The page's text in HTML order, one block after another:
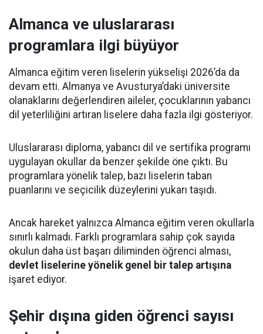
Almanca ve uluslararası
programlara ilgi büyüyor
Almanca eğitim veren liselerin yükselişi 2026’da da
devam etti. Almanya ve Avusturya’daki üniversite
olanaklarını değerlendiren aileler, çocuklarının yabancı
dil yeterliliğini artıran liselere daha fazla ilgi gösteriyor.
Uluslararası diploma, yabancı dil ve sertifika programı
uygulayan okullar da benzer şekilde öne çıktı. Bu
programlara yönelik talep, bazı liselerin taban
puanlarını ve seçicilik düzeylerini yukarı taşıdı.
Ancak hareket yalnızca Almanca eğitim veren okullarla
sınırlı kalmadı. Farklı programlara sahip çok sayıda
okulun daha üst başarı diliminden öğrenci alması,
devlet liselerine yönelik genel bir talep artışına
işaret ediyor.
Şehir dışına giden öğrenci sayısı